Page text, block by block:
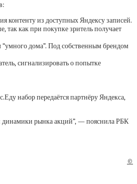
контенту из доступных Яндексу записей.
как при покупке зритель получает
“умного дома”. Под собственным брендом
сигнализировать о попытке
набор передаётся партнёру Яндекса,
динамики рынка акций”, — пояснила РБК
©